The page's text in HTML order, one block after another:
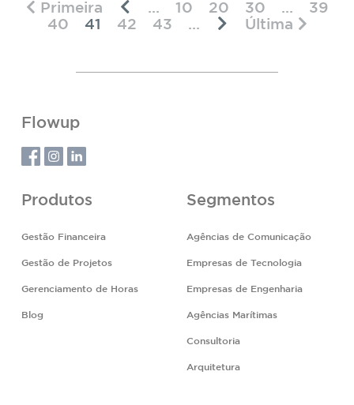
Primeira ... 10 20 30 ...
39
40
41 42 43 ... Última
Flowup
Produtos
Gestão Financeira
Gestão de Projetos
Gerenciamento de Horas
Blog
Segmentos
Agências de Comunicação
Empresas de Tecnologia
Empresas de Engenharia
Agências Marítimas
Consultoria
Arquitetura